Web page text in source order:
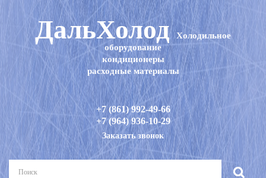
ДальХолодХолодильное
оборудование
кондиционеры
расходные материалы
+7 (861) 992-49-66
+7 (964) 936-10-29
Заказать звонок